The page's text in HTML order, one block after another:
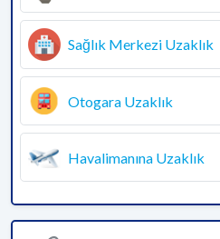
Sağlık Merkezi Uzaklık
Otogara Uzaklık
Havalimanına Uzaklık